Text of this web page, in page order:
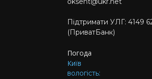
Підтримати УЛГ: 4149
(ПриватБанк)
Погода
Київ
вологість: